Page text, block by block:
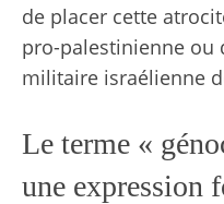
de placer cette
pro-palestinienne ou
militaire israélienne
Le terme «
une expression